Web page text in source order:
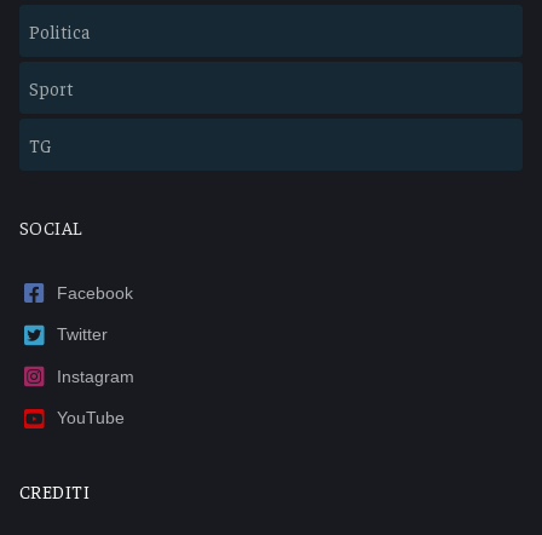
Politica
Sport
TG
SOCIAL
Facebook
Twitter
Instagram
YouTube
CREDITI